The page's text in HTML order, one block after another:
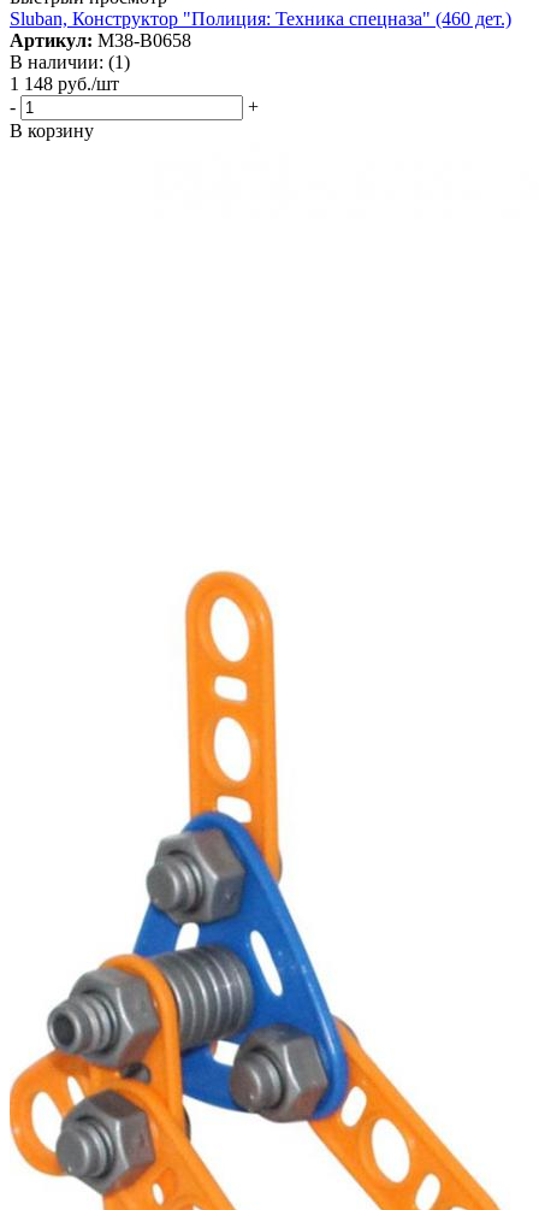
Sluban, Конструктор "Полиция: Техника спецназа" (460 дет.)
Артикул: М38-В0658
В наличии: (1)
1 148 руб./шт
-
+
В корзину